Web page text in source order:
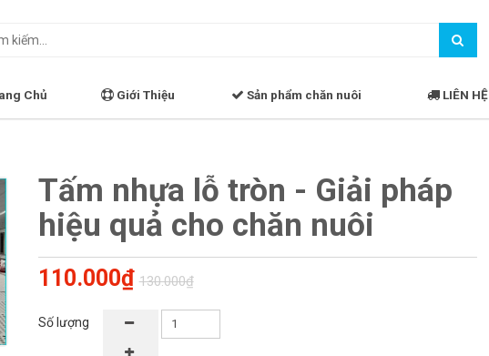
Chủ Giới Thiệu Sản phẩm chăn nuôi LIÊN HỆ
Tấm nhựa lỗ tròn - Giải pháp
hiệu quả cho chăn nuôi
110.000₫ 130.000₫
Số lượng